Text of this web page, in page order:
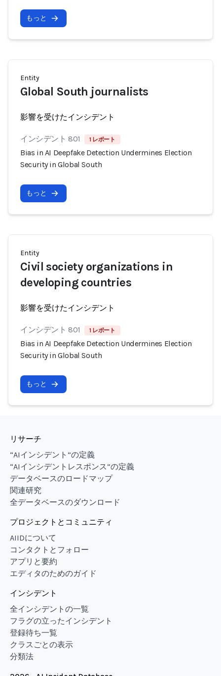
もっと
Entity
Global South journalists
影響を受けたインシデント
インシデント 801 1 レポート
Bias in AI Deepfake Detection Undermines Election
Security in Global South
もっと
Entity
Civil society organizations in
developing countries
影響を受けたインシデント
インシデント 801 1 レポート
Bias in AI Deepfake Detection Undermines Election
Security in Global South
もっと
リサーチ
“AIインシデント”の定義
“AIインシデントレスポンス”の定義
データベースのロードマップ
関連研究
全データベースのダウンロード
プロジェクトとコミュニティ
AIIDについて
コンタクトとフォロー
アプリと要約
エディタのためのガイド
インシデント
全インシデントの一覧
フラグの立ったインシデント
登録待ち一覧
クラスごとの表示
分類法